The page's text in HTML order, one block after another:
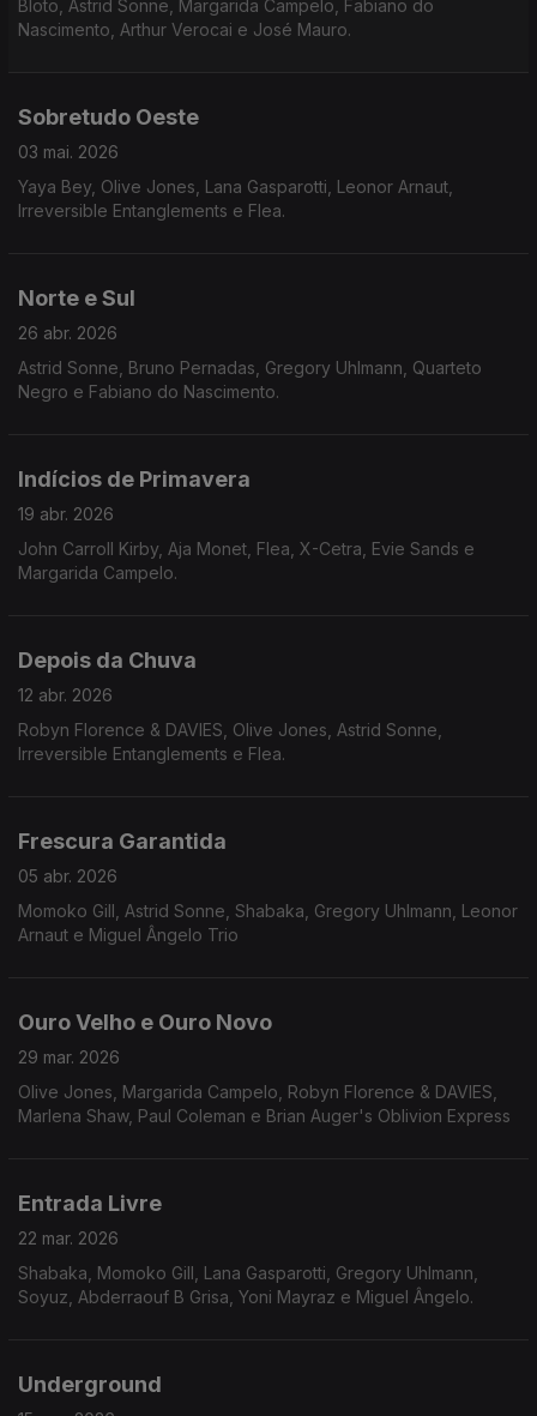
Bloto, Astrid Sonne, Margarida Campelo, Fabiano do
Nascimento, Arthur Verocai e José Mauro.
Sobretudo Oeste
03 mai. 2026
Yaya Bey, Olive Jones, Lana Gasparotti, Leonor Arnaut,
Irreversible Entanglements e Flea.
Norte e Sul
26 abr. 2026
Astrid Sonne, Bruno Pernadas, Gregory Uhlmann, Quarteto
Negro e Fabiano do Nascimento.
Indícios de Primavera
19 abr. 2026
John Carroll Kirby, Aja Monet, Flea, X-Cetra, Evie Sands e
Margarida Campelo.
Depois da Chuva
12 abr. 2026
Robyn Florence & DAVIES, Olive Jones, Astrid Sonne,
Irreversible Entanglements e Flea.
Frescura Garantida
05 abr. 2026
Momoko Gill, Astrid Sonne, Shabaka, Gregory Uhlmann, Leonor
Arnaut e Miguel Ângelo Trio
Ouro Velho e Ouro Novo
29 mar. 2026
Olive Jones, Margarida Campelo, Robyn Florence & DAVIES,
Marlena Shaw, Paul Coleman e Brian Auger's Oblivion Express
Entrada Livre
22 mar. 2026
Shabaka, Momoko Gill, Lana Gasparotti, Gregory Uhlmann,
Soyuz, Abderraouf B Grisa, Yoni Mayraz e Miguel Ângelo.
Underground